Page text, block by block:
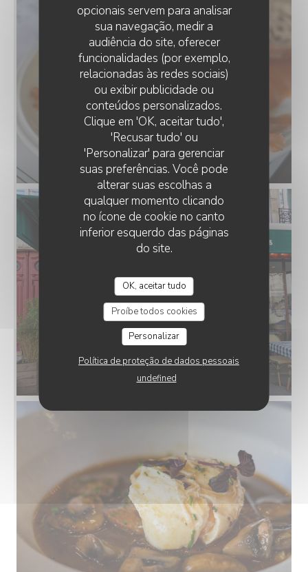
opcionais servem para analisar
sua navegação, medir a
audiência do site, oferecer
funcionalidades (por exemplo,
relacionadas às redes sociais)
ou exibir publicidade ou
conteúdos personalizados.
Clique em 'OK, aceitar tudo',
'Recusar tudo' ou
'Personalizar' para gerenciar
suas preferências. Você pode
alterar suas escolhas a
qualquer momento clicando
no ícone de cookie no canto
inferior esquerdo das páginas
do site.
OK, aceitar tudo
Proíbe todos cookies
Personalizar
Política de proteção de dados pessoais
undefined
LE PETIT VILLIERS